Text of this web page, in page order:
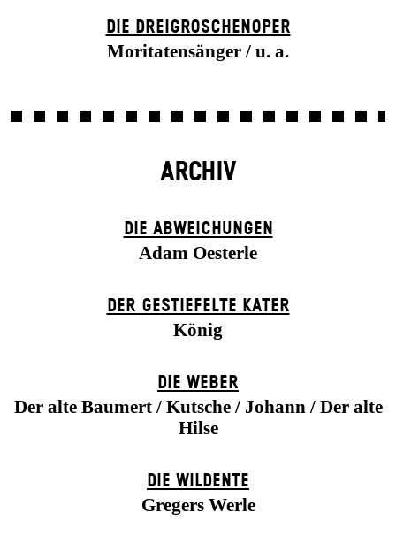
DIE DREI­GROSCHEN­OPER
Moritatensänger / u. a.
ARCHIV
DIE ABWEICHUNGEN
Adam Oesterle
DER GESTIEFELTE KATER
König
DIE WEBER
Der alte Baumert / Kutsche / Johann / Der alte
Hilse
DIE WILDENTE
Gregers Werle